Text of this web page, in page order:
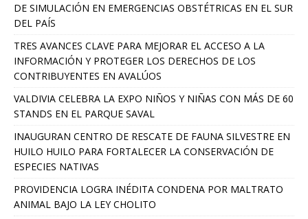
DE SIMULACIÓN EN EMERGENCIAS OBSTÉTRICAS EN EL SUR
DEL PAÍS
TRES AVANCES CLAVE PARA MEJORAR EL ACCESO A LA
INFORMACIÓN Y PROTEGER LOS DERECHOS DE LOS
CONTRIBUYENTES EN AVALÚOS
VALDIVIA CELEBRA LA EXPO NIÑOS Y NIÑAS CON MÁS DE 60
STANDS EN EL PARQUE SAVAL
INAUGURAN CENTRO DE RESCATE DE FAUNA SILVESTRE EN
HUILO HUILO PARA FORTALECER LA CONSERVACIÓN DE
ESPECIES NATIVAS
PROVIDENCIA LOGRA INÉDITA CONDENA POR MALTRATO
ANIMAL BAJO LA LEY CHOLITO